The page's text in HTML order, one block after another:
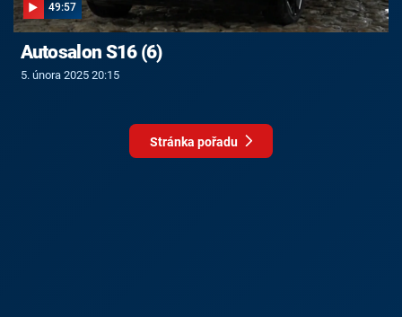
49:57
Autosalon S16 (6)
5. února 2025 20:15
Stránka pořadu